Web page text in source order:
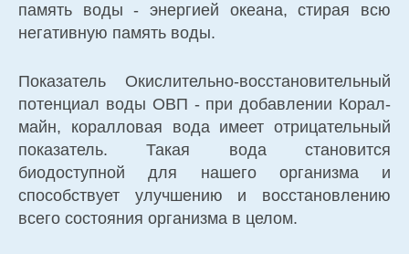
память воды - энергией океана, стирая всю
негативную память воды.
Показатель Окислительно-восстановительный
потенциал воды ОВП - при добавлении Корал-
майн, коралловая вода имеет отрицательный
показатель. Такая вода становится
биодоступной для нашего организма и
способствует улучшению и восстановлению
всего состояния организма в целом.